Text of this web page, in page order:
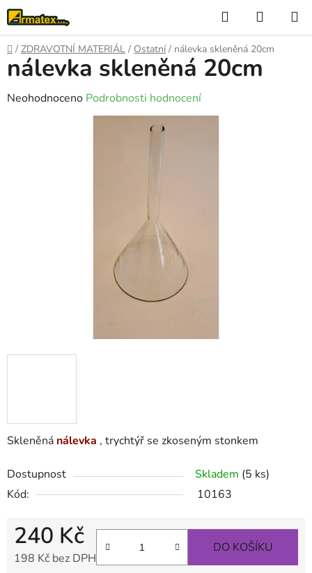
Přejít
na
obsah
Hledat
KOŠÍK
Domů
/ ZDRAVOTNÍ MATERIÁL / Ostatní / nálevka skleněná 20cm
Skleněná nálevka , trychtýř se zkoseným stonkem
Dostupnost Skladem (5 ks)
Kód:
10163
240 Kč
198 Kč bez DPH
DO KOŠÍKU
nálevka skleněná 20cm
Průměrné
Neohodnoceno Podrobnosti hodnocení